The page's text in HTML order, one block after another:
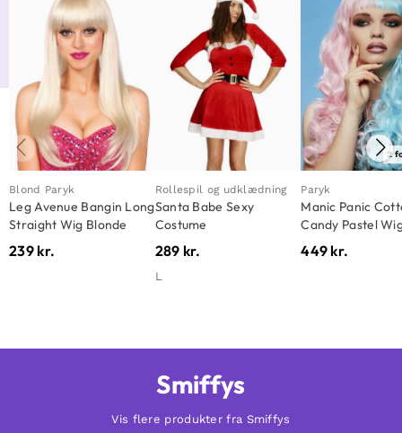
Blond Paryk
Leg Avenue Bangin Long
Straight Wig Blonde
239 kr.
Rollespil og udklædning
Santa Babe Sexy
Costume
289 kr.
L
2
Paryk
Manic Panic
Candy Pastel
449 kr.
Smiffys
Vis flere produkter fra Smiffys